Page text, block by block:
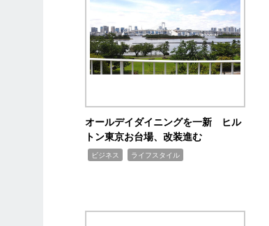
オールデイダイニングを一新 ヒル
トン東京お台場、改装進む
ビジネス ライフスタイル